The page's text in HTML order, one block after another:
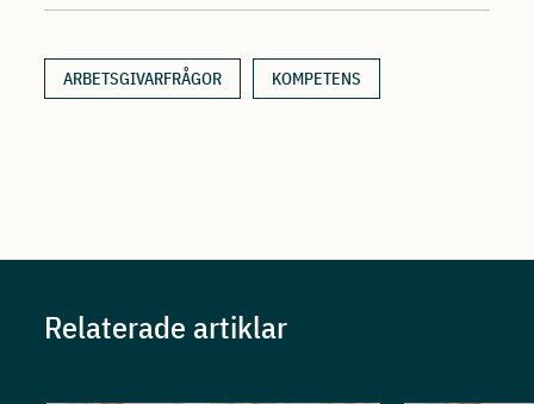
ARBETSGIVARFRÅGOR KOMPETENS
Relaterade artiklar